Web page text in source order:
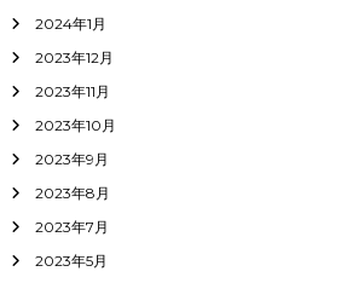
2024年1月
2023年12月
2023年11月
2023年10月
2023年9月
2023年8月
2023年7月
2023年5月